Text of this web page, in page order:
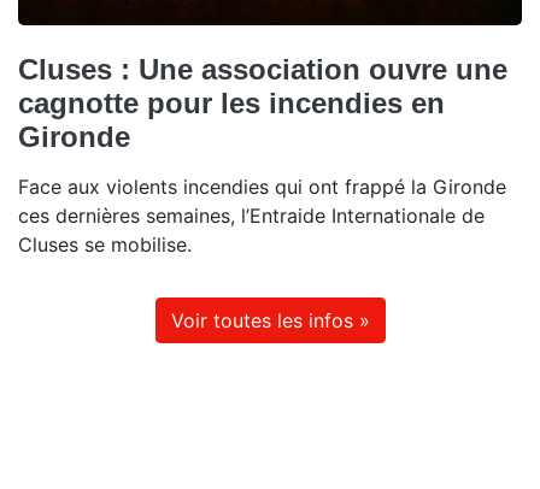
Cluses : Une association ouvre une
cagnotte pour les incendies en
Gironde
Face aux violents incendies qui ont frappé la Gironde
ces dernières semaines, l’Entraide Internationale de
Cluses se mobilise.
Voir toutes les infos »